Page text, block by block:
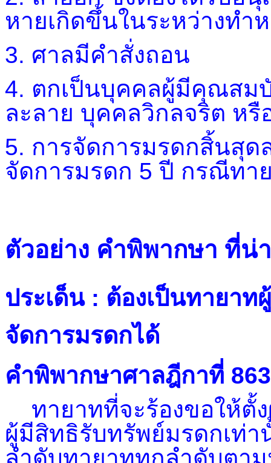
หายเกิดขึ้นในระหว่างทำ
3. ศาลมีคำสั่งถอน
4. ตกเป็นบุคคลผู้มีคุณสม
ละลาย บุคคลวิกลจริต หรื
5. การจัดการมรดกสิ้นสุด
จัดการมรดก 5 ปี กรณีทา
ตัวอย่าง คำพิพากษา ที่น่
ประเด็น : ต้องเป็นทายา
จัดการมรดกได้
คำพิพากษาศาลฎีกาที่
ทายาทที่จะร้องขอให้ตั้
ผู้มีสิทธิรับทรัพย์มรดกเท่
ลำดับทายาททุกลำดับตา